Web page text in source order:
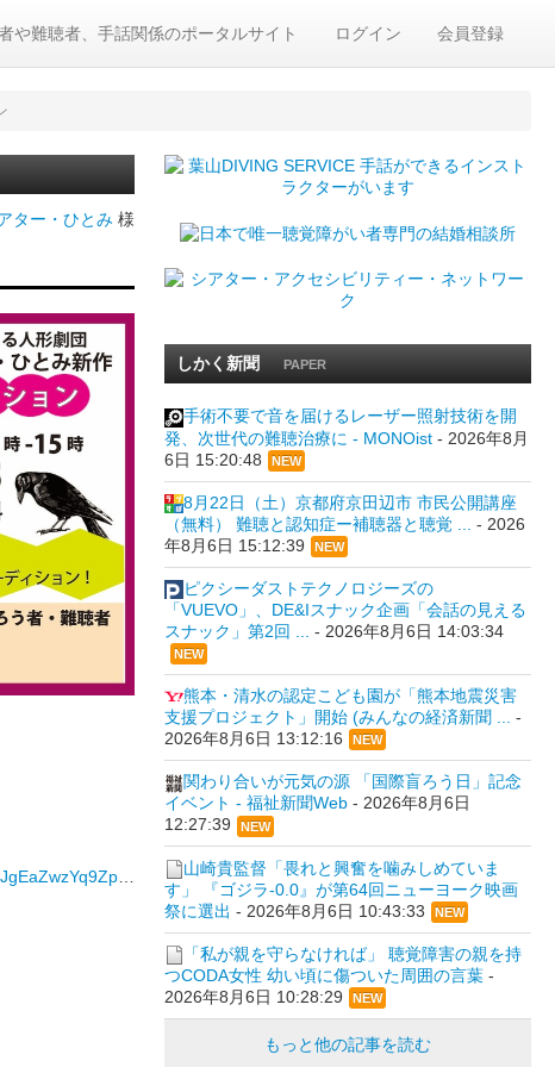
ログイン 会員登録
や難聴者、手話関係のポータルサイト
ター・ひとみ 様
viewform
しかく新聞 PAPER
手術不要で音を届けるレーザー照射技術を開
発、次世代の難聴治療に - MONOist- 2026年8月
6日 15:20:48
NEW
8月22日（土）京都府京田辺市 市民公開講座
（無料） 難聴と認知症ー補聴器と聴覚 ...
- 2026
年8月6日 15:12:39
NEW
ピクシーダストテクノロジーズの
「VUEVO」、DE&Iスナック企画「会話の見える
スナック」第2回 ...
- 2026年8月6日 14:03:34
NEW
熊本・清水の認定こども園が「熊本地震災害
支援プロジェクト」開始 (みんなの経済新聞 ... -
2026年8月6日 13:12:16
NEW
関わり合いが元気の源 「国際盲ろう日」記念
イベント - 福祉新聞Web- 2026年8月6日
12:27:39
NEW
山崎貴監督「畏れと興奮を噛みしめていま
す」 『ゴジラ-0.0』が第64回ニューヨーク映画
祭に選出 - 2026年8月6日 10:43:33 NEW
「私が親を守らなければ」 聴覚障害の親を持
つCODA女性 幼い頃に傷ついた周囲の言葉-
2026年8月6日 10:28:29
NEW
もっと他の記事を読む